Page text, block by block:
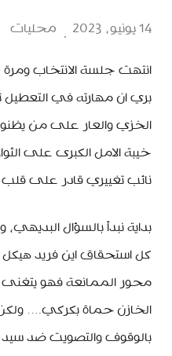
14 يونيو، 2023 محليات
انتهت جلسة الانتخاب
بري ان مهارته في التعطيل
الخزي والعار على من
نائب تغييري قادر على قلب
بداية نبدأ بالسؤال
كل استحقاق اين فريد هيكل
محور الممانعة فهو
الخازن حماة بكركي…. ولكن
بالوقوف والتصويت ضد سيد